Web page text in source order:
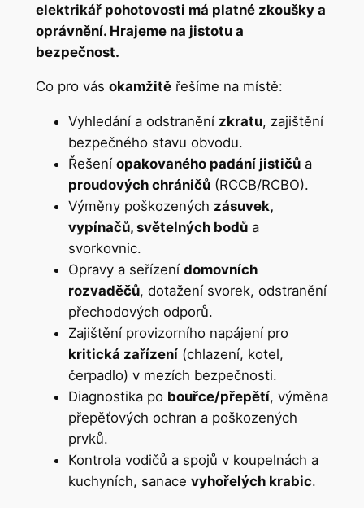
elektrikář pohotovosti má platné zkoušky a
oprávnění. Hrajeme na jistotu a
bezpečnost.
Co pro vás okamžitěřešíme na místě:
Vyhledání a odstranění zkratu, zajištění
bezpečného stavu obvodu.
Řešení opakovaného padání jističůa
proudových chráničů(RCCB/RCBO).
Výměny poškozených zásuvek,
vypínačů, světelných bodůa
svorkovnic.
Opravy a seřízení domovních
rozvaděčů, dotažení svorek, odstranění
přechodových odporů.
Zajištění provizorního napájení pro
kritická zařízení(chlazení, kotel,
čerpadlo) v mezích bezpečnosti.
Diagnostika po bouřce/přepětí, výměna
přepěťových ochran a poškozených
prvků.
Kontrola vodičů a spojů v koupelnách a
kuchyních, sanace vyhořelých krabic.